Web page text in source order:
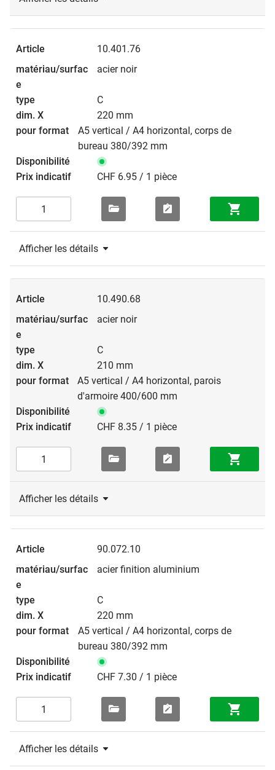
10.401.76
acier noir
C
220 mm
A5 vertical / A4 horizontal, corps de
bureau 380/392 mm
CHF 6.95 / 1 pièce
Afficher les détails
10.490.68
acier noir
C
210 mm
A5 vertical / A4 horizontal, parois
d'armoire 400/600 mm
CHF 8.35 / 1 pièce
Afficher les détails
90.072.10
acier finition aluminium
C
220 mm
A5 vertical / A4 horizontal, corps de
bureau 380/392 mm
CHF 7.30 / 1 pièce
Afficher les détails